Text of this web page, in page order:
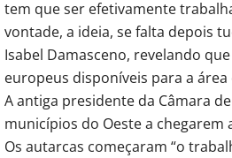
tem que ser efetivamente
vontade, a ideia, se falta depois
Isabel Damasceno, revelando
europeus disponíveis para a área
A antiga presidente da Câmara
municípios do Oeste a
Os autarcas começaram “o